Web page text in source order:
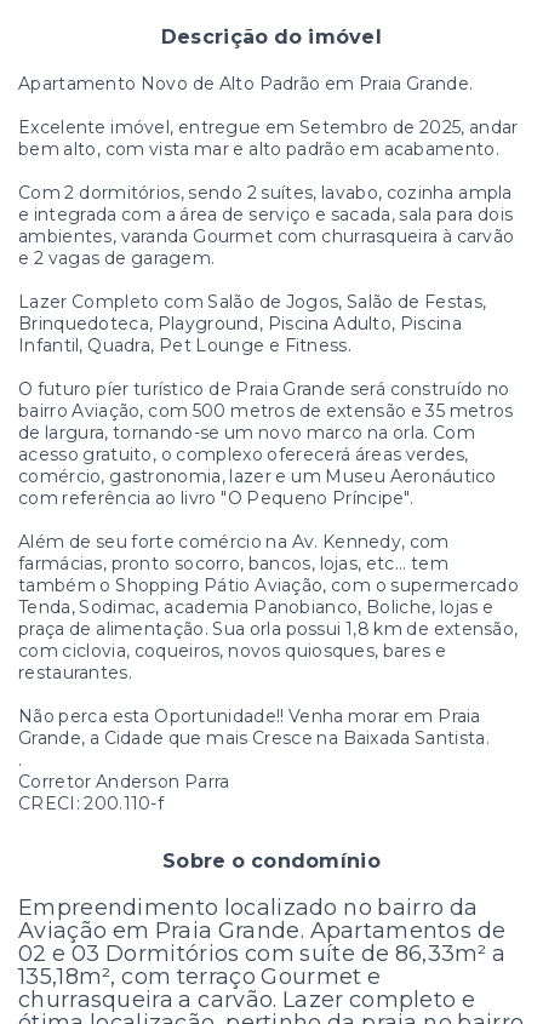
Descrição do imóvel
Apartamento Novo de Alto Padrão em Praia Grande.
Excelente imóvel, entregue em Setembro de 2025, andar
bem alto, com vista mar e alto padrão em acabamento.
Com 2 dormitórios, sendo 2 suítes, lavabo, cozinha ampla
e integrada com a área de serviço e sacada, sala para dois
ambientes, varanda Gourmet com churrasqueira à carvão
e 2 vagas de garagem.
Lazer Completo com Salão de Jogos, Salão de Festas,
Brinquedoteca, Playground, Piscina Adulto, Piscina
Infantil, Quadra, Pet Lounge e Fitness.
O futuro píer turístico de Praia Grande será construído no
bairro Aviação, com 500 metros de extensão e 35 metros
de largura, tornando-se um novo marco na orla. Com
acesso gratuito, o complexo oferecerá áreas verdes,
comércio, gastronomia, lazer e um Museu Aeronáutico
com referência ao livro "O Pequeno Príncipe".
Além de seu forte comércio na Av. Kennedy, com
farmácias, pronto socorro, bancos, lojas, etc... tem
também o Shopping Pátio Aviação, com o supermercado
Tenda, Sodimac, academia Panobianco, Boliche, lojas e
praça de alimentação. Sua orla possui 1,8 km de extensão,
com ciclovia, coqueiros, novos quiosques, bares e
restaurantes.
Não perca esta Oportunidade!! Venha morar em Praia
Grande, a Cidade que mais Cresce na Baixada Santista.
.
Corretor Anderson Parra
CRECI: 200.110-f
Sobre o condomínio
Empreendimento localizado no bairro da
Aviação em Praia Grande. Apartamentos de
02 e 03 Dormitórios com suíte de 86,33m² a
135,18m², com terraço Gourmet e
churrasqueira a carvão. Lazer completo e